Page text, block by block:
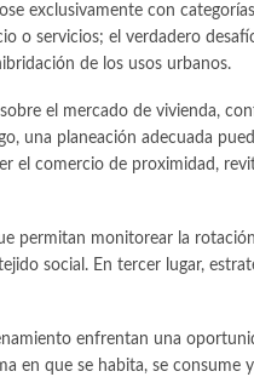
exclusivamente con
o servicios; el verdadero
de los usos urbanos.
el mercado de vivienda,
una planeación adecuada
el comercio de proximidad,
permitan monitorear la
social. En tercer lugar,
enfrentan una
en que se habita, se consume